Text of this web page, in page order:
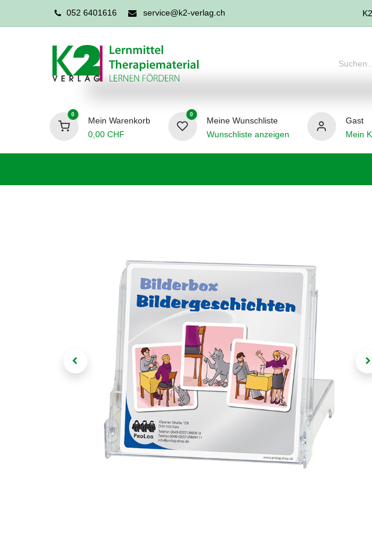
052 6401616 service@k2-verlag.ch
0
Mein Warenkorb
0,00CHF
0
Meine Wunschliste
Wunschliste anzeigen
Gast
Mein